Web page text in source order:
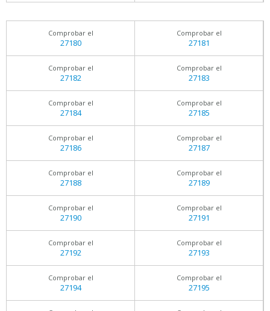
Comprobar el
27180
Comprobar el
27181
Comprobar el
27182
Comprobar el
27183
Comprobar el
27184
Comprobar el
27185
Comprobar el
27186
Comprobar el
27187
Comprobar el
27188
Comprobar el
27189
Comprobar el
27190
Comprobar el
27191
Comprobar el
27192
Comprobar el
27193
Comprobar el
27194
Comprobar el
27195